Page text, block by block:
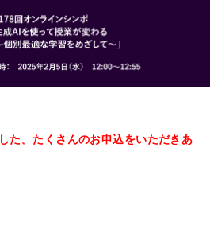
た。たくさんのお申込をいただきあ